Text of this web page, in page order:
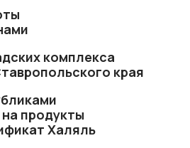
комплекса
края
продукты
Халяль